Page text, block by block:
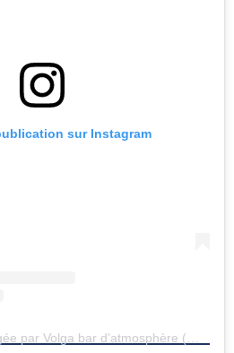
sur Instagram